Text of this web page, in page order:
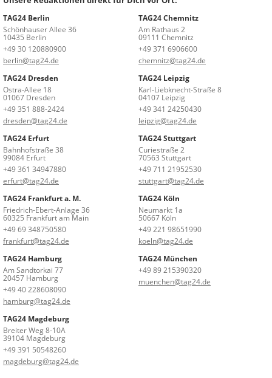
TAG24 Berlin
Schönhauser Allee 36
10435 Berlin
+49 30 120880900
berlin@tag24.de
TAG24 Chemnitz
Am Rathaus 2
09111 Chemnitz
+49 371 6906600
chemnitz@tag24.de
TAG24 Dresden
Ostra-Allee 18
01067 Dresden
+49 351 888-2424
dresden@tag24.de
TAG24 Leipzig
Karl-Liebknecht-Straße 8
04107 Leipzig
+49 341 24250430
leipzig@tag24.de
TAG24 Erfurt
Bahnhofstraße 38
99084 Erfurt
+49 361 34947880
erfurt@tag24.de
TAG24 Stuttgart
Curiestraße 2
70563 Stuttgart
+49 711 21952530
stuttgart@tag24.de
TAG24 Frankfurt a. M.
Friedrich-Ebert-Anlage 36
60325 Frankfurt am Main
+49 69 348750580
frankfurt@tag24.de
TAG24 Köln
Neumarkt 1a
50667 Köln
+49 221 98651990
koeln@tag24.de
TAG24 Hamburg
Am Sandtorkai 77
20457 Hamburg
+49 40 228608090
hamburg@tag24.de
TAG24 München
+49 89 215390320
muenchen@tag24.de
TAG24 Magdeburg
Breiter Weg 8-10A
39104 Magdeburg
+49 391 50548260
magdeburg@tag24.de